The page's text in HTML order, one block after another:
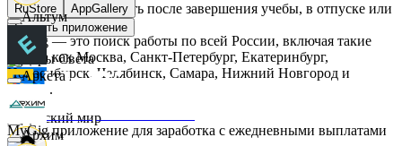
Дары Света
Детский мир
Альтум
Аркета
Архим
Начните зарабатывать после завершения учебы, в отпуске или
в выходные.
MyGig — это поиск работы по всей России, включая такие
города как Москва, Санкт-Петербург, Екатеринбург,
Новосибирск, Челябинск, Самара, Нижний Новгород и
другие.
RuStore
AppGallery
Скачать приложение
MyGig приложение для заработка с ежедневными выплатами